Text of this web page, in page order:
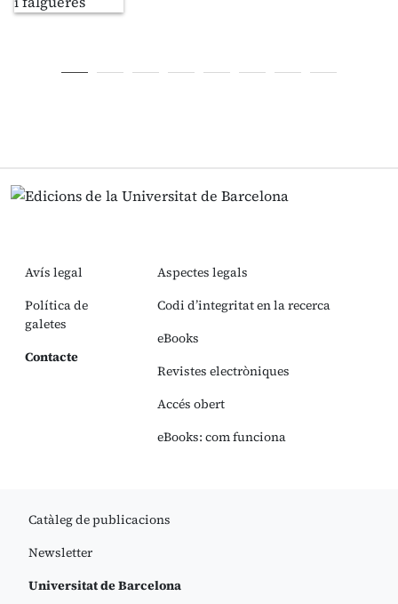
Avís legal
Política de
galetes
Contacte
Aspectes legals
Codi d’integritat en la recerca
eBooks
Revistes electròniques
Accés obert
eBooks: com funciona
Catàleg de publicacions
Newsletter
Universitat de Barcelona